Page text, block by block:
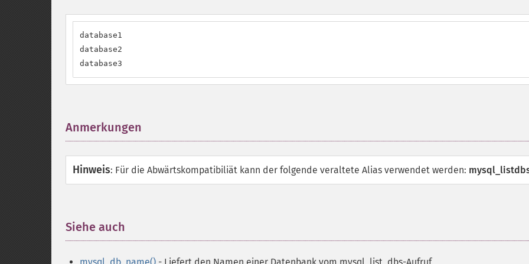
database1
database2
database3
Anmerkungen
Hinweis: Für die Abwärtskompatibiliät kann der folgende veraltete Alias verwendet werden:
Siehe auch